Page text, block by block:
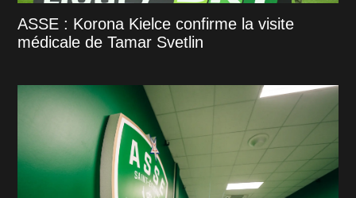
ASSE : Korona Kielce confirme la visite
médicale de Tamar Svetlin